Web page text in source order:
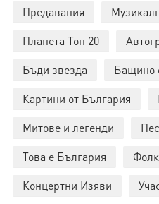
Предавания
Планета Топ 20
Бъди звезда
Бащино
Картини от България
Митове и легенди
Това е България
Концертни Изяви